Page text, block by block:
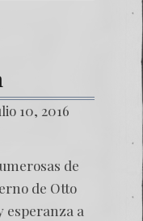
10, 2016
de
de Otto
esperanza a